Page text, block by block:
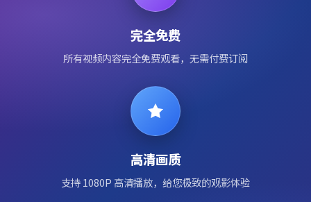
完全免费
所有视频内容完全免费观看，无需付费订阅
高清画质
支持 1080P 高清播放，给您极致的观影体验